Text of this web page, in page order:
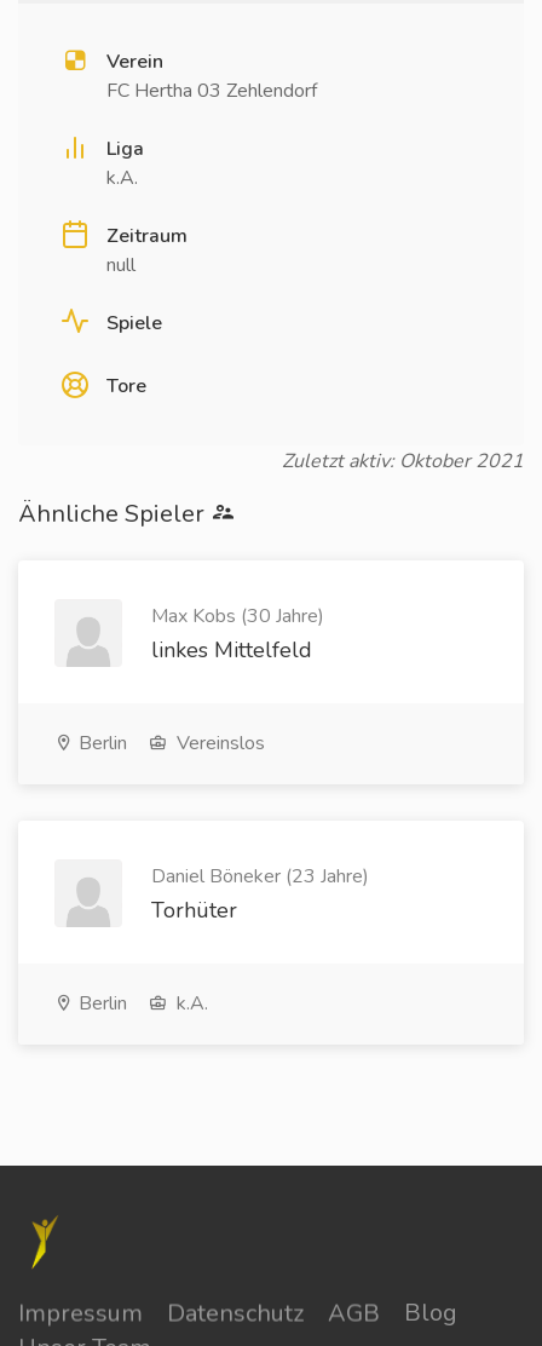
Verein
FC Hertha 03 Zehlendorf
Liga
k.A.
Zeitraum
null
Spiele
Tore
Zuletzt aktiv: Oktober 2021
Ähnliche Spieler
Max Kobs (30 Jahre)
linkes Mittelfeld
Berlin Vereinslos
Daniel Böneker (23 Jahre)
Torhüter
Berlin k.A.
Impressum Datenschutz AGB
Blog